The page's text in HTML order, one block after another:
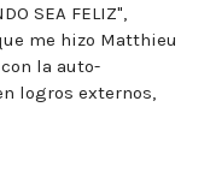
SEA FELIZ",
me hizo Matthieu
la auto-
logros externos,